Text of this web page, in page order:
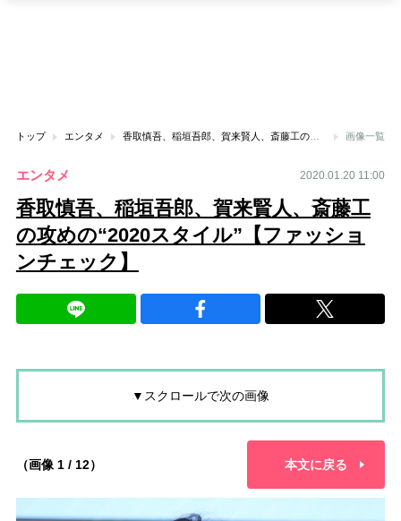
トップ エンタメ 香取慎吾、稲垣吾郎、賀来賢人、斎藤工の攻めの“2020スタイル”【ファッションチェック】 画像一覧
エンタメ 2020.01.20 11:00
香取慎吾、稲垣吾郎、賀来賢人、斎藤工
の攻めの“2020スタイル”【ファッショ
ンチェック】
▼スクロールで次の画像
（画像 1 / 12） 本文に戻る